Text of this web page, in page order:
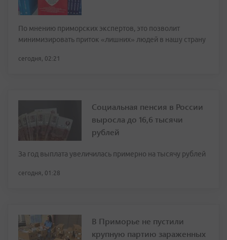
По мнению приморских экспертов, это позволит
минимизировать приток «лишних» людей в нашу страну
сегодня, 02:21
Социальная пенсия в России
выросла до 16,6 тысячи
рублей
За год выплата увеличилась примерно на тысячу рублей
сегодня, 01:28
В Приморье не пустили
крупную партию зараженных